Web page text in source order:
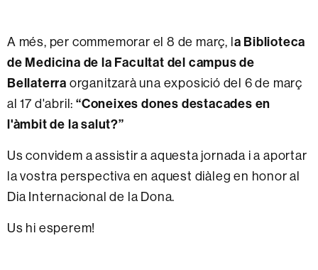
A més, per commemorar el 8 de març, la Biblioteca
de Medicina de la Facultat del campus de
Bellaterra organitzarà una exposició del 6 de març
al 17 d'abril:“Coneixes dones destacades en
l'àmbit de la salut?”
Us convidem a assistir a aquesta jornada i a aportar
la vostra perspectiva en aquest diàleg en honor al
Dia Internacional de la Dona.
Us hi esperem!